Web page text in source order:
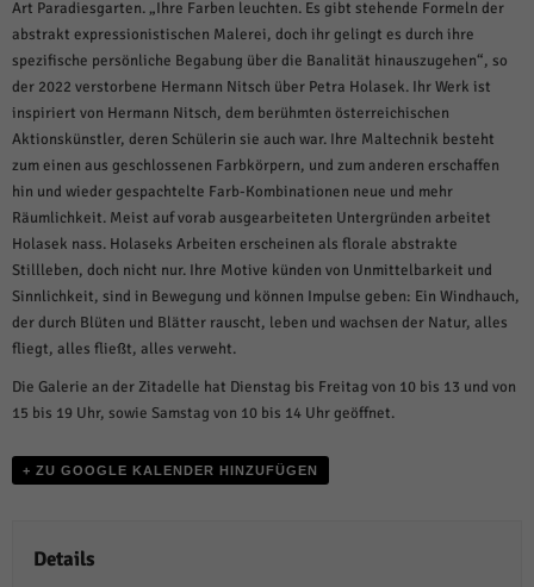
Art Paradiesgarten. „Ihre Farben leuchten. Es gibt stehende Formeln der
abstrakt expressionistischen Malerei, doch ihr gelingt es durch ihre
spezifische persönliche Begabung über die Banalität hinauszugehen“, so
der 2022 verstorbene Hermann Nitsch über Petra Holasek. Ihr Werk ist
inspiriert von Hermann Nitsch, dem berühmten österreichischen
Aktionskünstler, deren Schülerin sie auch war. Ihre Maltechnik besteht
zum einen aus geschlossenen Farbkörpern, und zum anderen erschaffen
hin und wieder gespachtelte Farb-Kombinationen neue und mehr
Räumlichkeit. Meist auf vorab ausgearbeiteten Untergründen arbeitet
Holasek nass. Holaseks Arbeiten erscheinen als florale abstrakte
Stillleben, doch nicht nur. Ihre Motive künden von Unmittelbarkeit und
Sinnlichkeit, sind in Bewegung und können Impulse geben: Ein Windhauch,
der durch Blüten und Blätter rauscht, leben und wachsen der Natur, alles
fliegt, alles fließt, alles verweht.
Die Galerie an der Zitadelle hat Dienstag bis Freitag von 10 bis 13 und von
15 bis 19 Uhr, sowie Samstag von 10 bis 14 Uhr geöffnet.
+ ZU GOOGLE KALENDER HINZUFÜGEN
Details
auswählen.
Alle akzeptieren
Zurück
Datenschutzeinstellungen
Essenziell (1)
Essenzielle Cookies ermöglichen grundlegende Funktionen und sind für die
einwandfreie Funktion der Website erforderlich.
Cookie-Informationen anzeigen
Statistiken (1)
Statistik Cookies erfassen Informationen anonym. Diese Informationen helfen
Cookie-Informationen anzeigen
Marketing (1)